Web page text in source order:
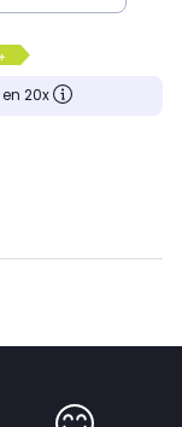
en 20x